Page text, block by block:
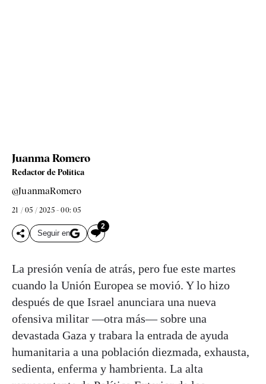
Juanma Romero
Redactor de Política
@JuanmaRomero
21 / 05 / 2025 - 00: 05
Seguir en
2
La presión venía de atrás, pero fue este martes
cuando la Unión Europea se movió. Y lo hizo
después de que Israel anunciara una nueva
ofensiva militar —otra más— sobre una
devastada Gaza y trabara la entrada de ayuda
humanitaria a una población diezmada, exhausta,
sedienta, enferma y hambrienta. La alta